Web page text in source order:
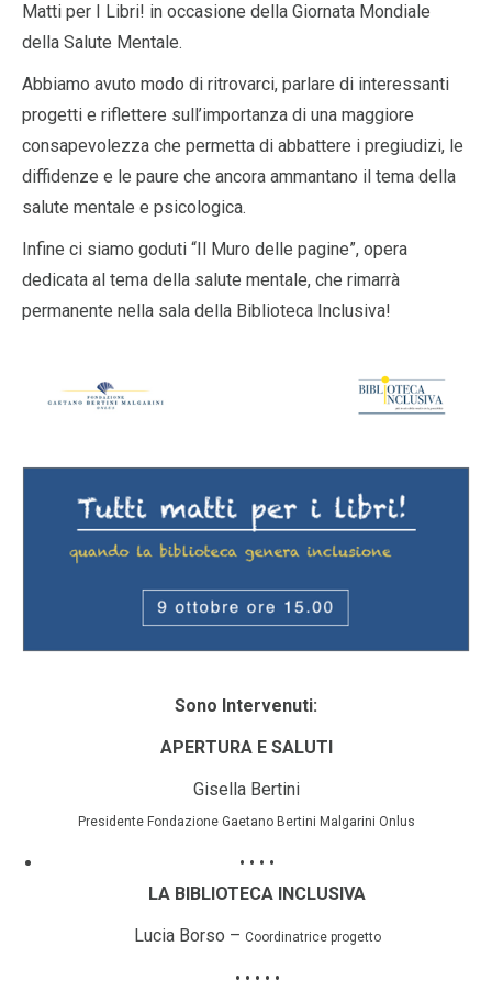
Matti per I Libri! in occasione della Giornata Mondiale
della Salute Mentale.
Abbiamo avuto modo di ritrovarci, parlare di interessanti
progetti e riflettere sull’importanza di una maggiore
consapevolezza che permetta di abbattere i pregiudizi, le
diffidenze e le paure che ancora ammantano il tema della
salute mentale e psicologica.
Infine ci siamo goduti “Il Muro delle pagine”, opera
dedicata al tema della salute mentale, che rimarrà
permanente nella sala della Biblioteca Inclusiva!
Sono Intervenuti:
APERTURA E SALUTI
Gisella Bertini
Presidente Fondazione Gaetano Bertini Malgarini Onlus
• • • •
LA BIBLIOTECA INCLUSIVA
Lucia Borso – Coordinatrice progetto
• • • • •